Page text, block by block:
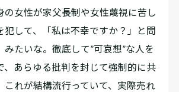
の女性が家父長制や女性蔑視に苦し
犯して、「私は不幸ですか？」と問
みたいな。徹底して”可哀想”な人を
、あらゆる批判を封じて強制的に共
これが結構流行っていて、実際売れ